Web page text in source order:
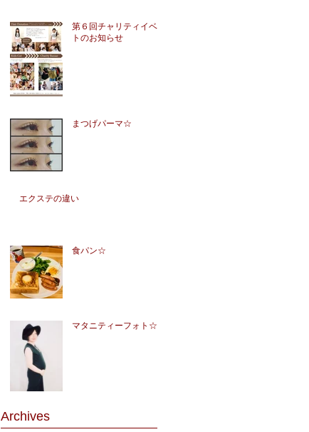
第６回チャリティイベン
トのお知らせ
まつげパーマ☆
エクステの違い
食パン☆
マタニティーフォト☆
Archives